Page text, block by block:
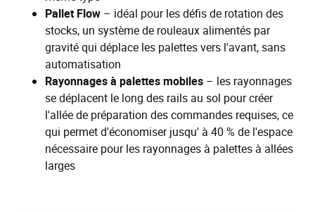
Pallet Flow – idéal pour les défis de rotation des
stocks, un système de rouleaux alimentés par
gravité qui déplace les palettes vers l'avant, sans
automatisation
Rayonnages à palettes mobiles – les rayonnages
se déplacent le long des rails au sol pour créer
l'allée de préparation des commandes requises, ce
qui permet d'économiser jusqu' à 40 % de l'espace
nécessaire pour les rayonnages à palettes à allées
larges